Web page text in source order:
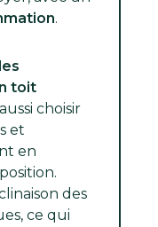
.
toit
choisir
et
en
des
ce qui